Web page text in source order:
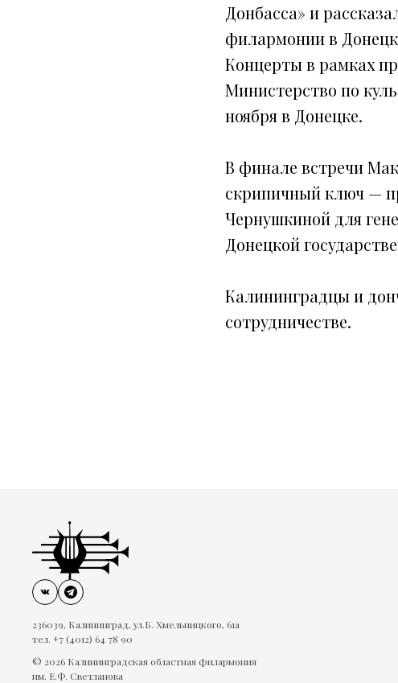
Донбасса» и
филармонии в
Концерты в рамках
Министерство по
ноября в Донецке.
В финале встречи
скрипичный ключ —
Чернушкиной для
Донецкой
Калининградцы и
сотрудничестве.
236039, Калининград, ул.Б. Хмельницкого, 61а
тел. +7 (4012) 64 78 90
© 2026 Калининградская областная филармония
им. Е.Ф. Светланова